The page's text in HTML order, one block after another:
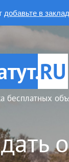
добавьте в
RU
бесплатных